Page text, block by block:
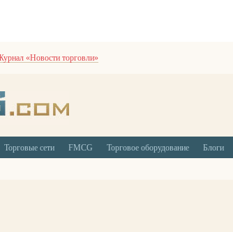
«Новости торговли»
Торговые сети FMCG Торговое оборудование Блоги